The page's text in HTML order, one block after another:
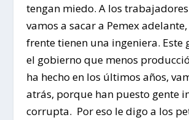
tengan miedo. A los trabajadores
vamos a sacar a Pemex
frente tienen una ingeniera. Este
el gobierno que menos
ha hecho en los últimos años,
atrás, porque han puesto gente
corrupta. Por eso le digo a los